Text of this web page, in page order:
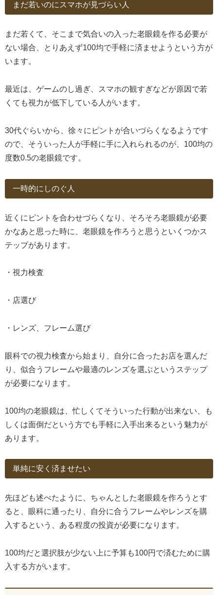
まだ若いのにスマホが見づらい人
まだ若くて、そこまで気合いの入った老眼鏡を作る必要が
ない場合、とりあえず100均で手軽に済ませようという方が
います。
最近は、ゲームのし過ぎ、スマホの観すぎなどが原因で若
くても視力が低下している人がいます。
30代ぐらいから、徐々にピントが合いづらくなるようです
ので、そういった人が手軽に手に入れられるのが、100均の
度数0.5の老眼鏡です。
一時的にしのぐ人
近くにピントを合わせづらくなり、そろそろ老眼鏡が必要
かなあと思った時に、老眼鏡を作ろうと思うといくつかス
テップがあります。
・視力検査
・店選び
・レンズ、フレーム選び
眼科での視力検査から始まり、自分に合ったお店を選んだ
り、似合うフレームや最適のレンズを選ぶというステップ
が必要になります。
100均の老眼鏡は、忙しくてそういった行動が出来ない、も
しくは面倒だという方でも手軽に入手出来るという魅力が
あります。
単純に安く済ませたい
先ほども述べたように、ちゃんとした老眼鏡を作ろうとす
ると、眼科に通ったり、自分に合うフレームやレンズを購
入するという、ある程度の投資が必要になります。
100均だと選択肢が少ない上に予算も100円で済むために購
入する方がいます。